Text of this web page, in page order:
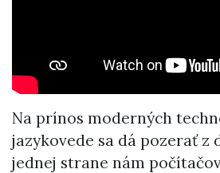
Na prínos moderných
jazykovede sa dá pozerať z
jednej strane nám